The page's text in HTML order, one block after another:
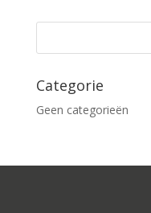
Categorie
Geen categorieën